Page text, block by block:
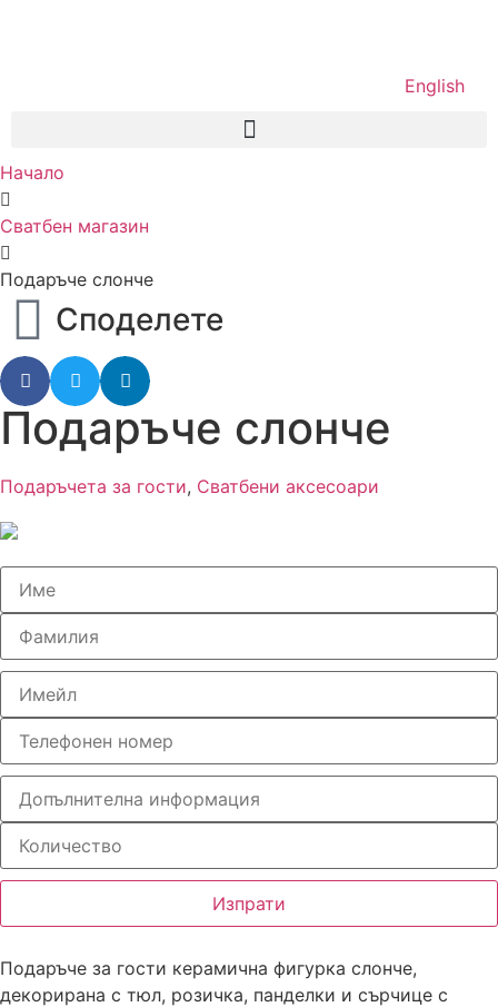
English
Начало
Сватбен магазин
Подаръче слонче
Споделете
Подаръче слонче
Подаръчета за гости, Сватбени аксесоари
Изпрати
Подаръче за гости керамична фигурка слонче,
декорирана с тюл, розичка, панделки и сърчице с